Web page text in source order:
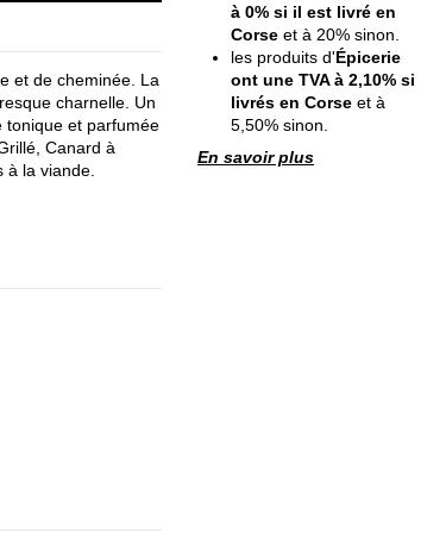
et de cheminée. La
charnelle. Un
tonique et parfumée
Canard à
à la viande.
à 0% si il est livré en
Corse et à 20% sinon.
les produits d'Épicerie
ont une TVA à 2,10% si
livrés en Corse et à
5,50% sinon.
En savoir plus